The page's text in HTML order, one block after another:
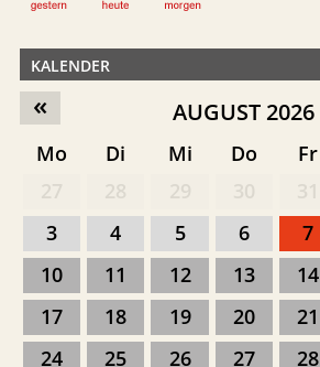
KALENDER
« AUGUST 2026
Mo Di Mi Do Fr
3
4 5 6 7
10
11 12 13 14
17
18 19 20 21
24
25 26 27 28